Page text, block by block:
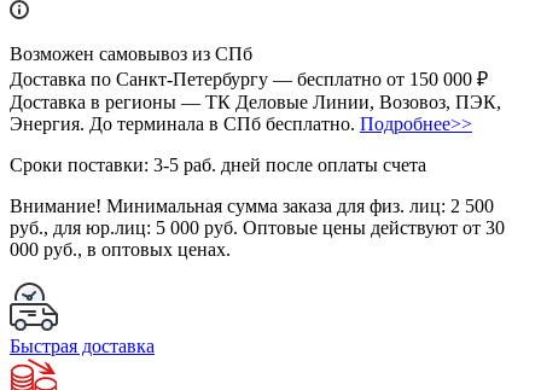
Возможен самовывоз из СПб
Доставка по Санкт-Петербургу — бесплатно от 150 000 ₽
Доставка в регионы — ТК Деловые Линии, Возовоз, ПЭК,
Энергия. До терминала в СПб бесплатно. Подробнее>>
Сроки поставки: 3-5 раб. дней после оплаты счета
Внимание! Минимальная сумма заказа для физ. лиц: 2 500
руб., для юр.лиц: 5 000 руб. Оптовые цены действуют от 30
000 руб., в оптовых ценах.
Быстрая доставка